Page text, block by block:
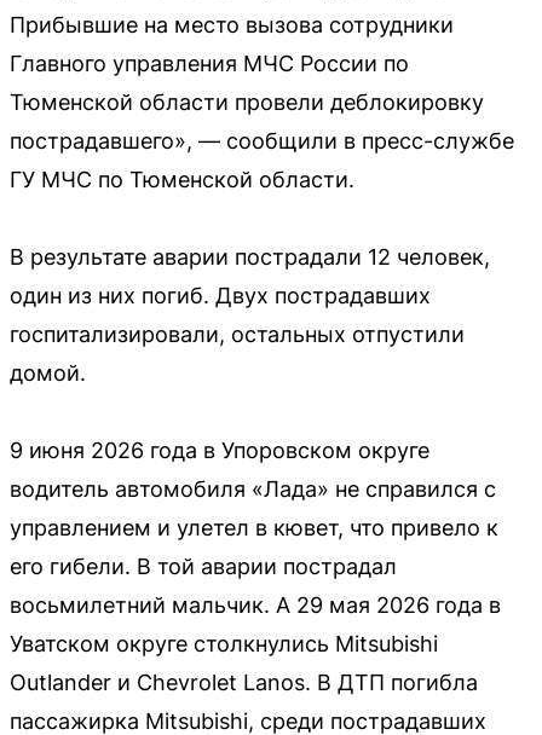
Прибывшие на место вызова сотрудники
Главного управления МЧС России по
Тюменской области провели деблокировку
пострадавшего», — сообщили в пресс-службе
ГУ МЧС по Тюменской области.
В результате аварии пострадали 12 человек,
один из них погиб. Двух пострадавших
госпитализировали, остальных отпустили
домой.
9 июня 2026 года в Упоровском округе
водитель автомобиля «Лада» не справился с
управлением и улетел в кювет, что привело к
его гибели. В той аварии пострадал
восьмилетний мальчик. А 29 мая 2026 года в
Уватском округе столкнулись Mitsubishi
Outlander и Chevrolet Lanos. В ДТП погибла
пассажирка Mitsubishi, среди пострадавших